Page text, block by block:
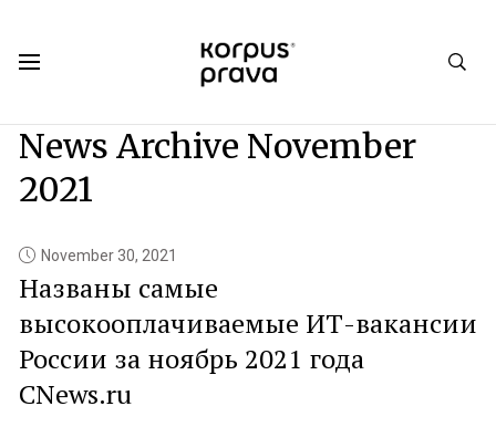
News Archive November
2021
November 30, 2021
Названы самые
высокооплачиваемые ИТ-вакансии
России за ноябрь 2021 года
CNews.ru